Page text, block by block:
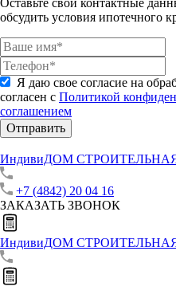
Оставьте свои контактные
обсудить условия ипотечного
Я даю свое согласие на
согласен с Политикой
соглашением
Отправить
ИндивиДОМ
+7 (4842) 20 04 16
ЗАКАЗАТЬ ЗВОНОК
ИндивиДОМ